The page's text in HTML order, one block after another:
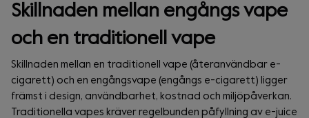
Skillnaden mellan engångs vape
och en traditionell vape
Skillnaden mellan en traditionell vape (återanvändbar e-
cigarett) och en engångsvape (engångs e-cigarett) ligger
främst i design, användbarhet, kostnad och miljöpåverkan.
Traditionella vapes kräver regelbunden påfyllning av e-juice